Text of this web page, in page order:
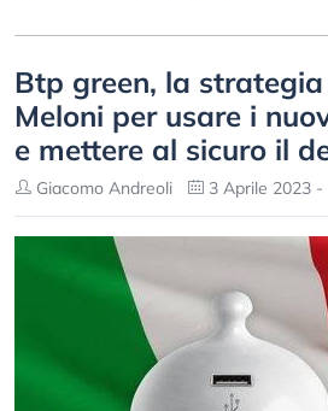
Btp green, la
Meloni per usare i
e mettere al sicuro il
Giacomo Andreoli 3 Aprile 2023 -